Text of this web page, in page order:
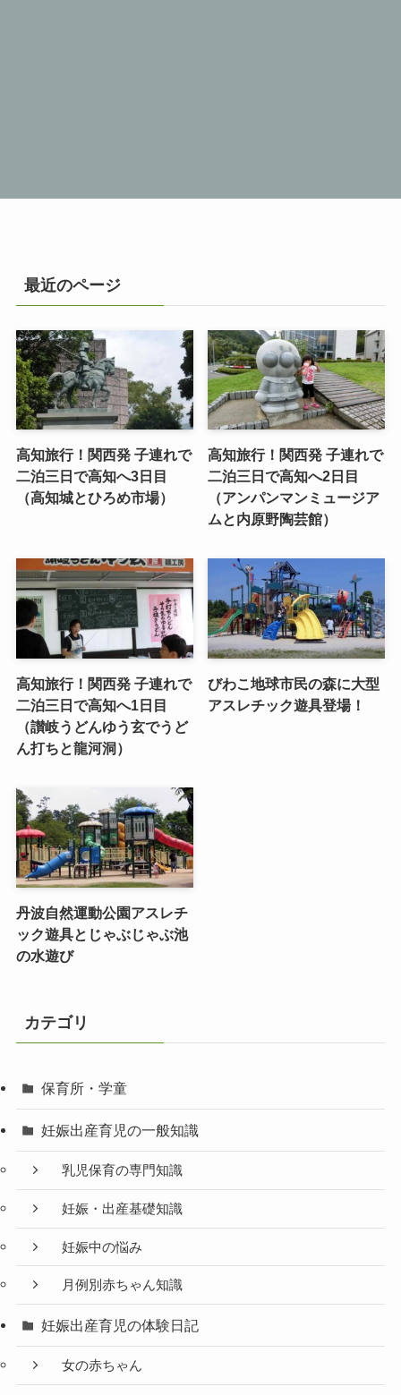
最近のページ
高知旅行！関西発 子連れで
二泊三日で高知へ3日目
（高知城とひろめ市場）
高知旅行！関西発 子連れで
二泊三日で高知へ2日目
（アンパンマンミュージア
ムと内原野陶芸館）
高知旅行！関西発 子連れで
二泊三日で高知へ1日目
（讃岐うどんゆう玄でうど
ん打ちと龍河洞）
びわこ地球市民の森に大型
アスレチック遊具登場！
丹波自然運動公園アスレチ
ック遊具とじゃぶじゃぶ池
の水遊び
カテゴリ
保育所・学童
妊娠出産育児の一般知識
乳児保育の専門知識
妊娠・出産基礎知識
妊娠中の悩み
月例別赤ちゃん知識
妊娠出産育児の体験日記
女の赤ちゃん